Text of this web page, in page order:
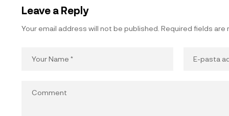
Leave a Reply
Your email address will not be published. Required fields are